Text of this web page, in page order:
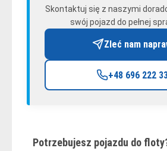
Skontaktuj się z naszymi
swój pojazd do pełnej
Zleć nam
+48 696 222
Potrzebujesz pojazdu do